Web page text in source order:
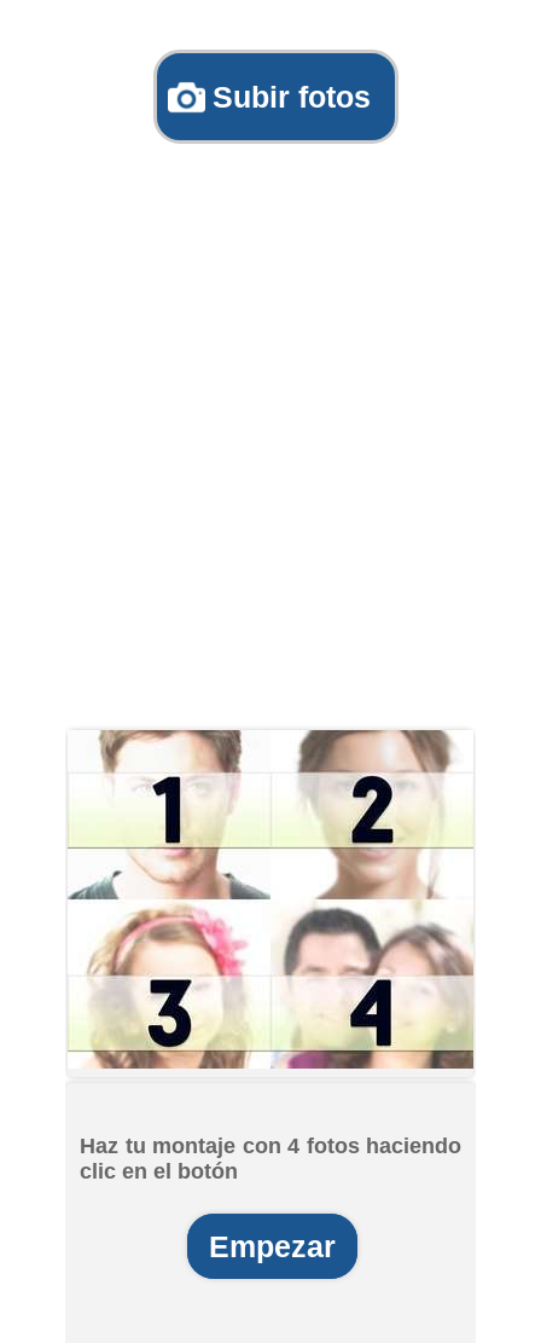
Subir fotos
Haz tu montaje con 4 fotos haciendo
clic en el botón
Empezar